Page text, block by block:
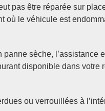
pas être réparée sur
où le véhicule est
sèche, l’assistance
disponible dans votre
ou verrouillées à